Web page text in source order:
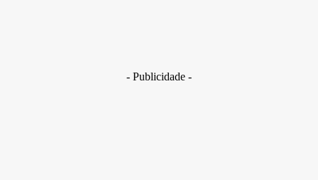
- Publicidade -